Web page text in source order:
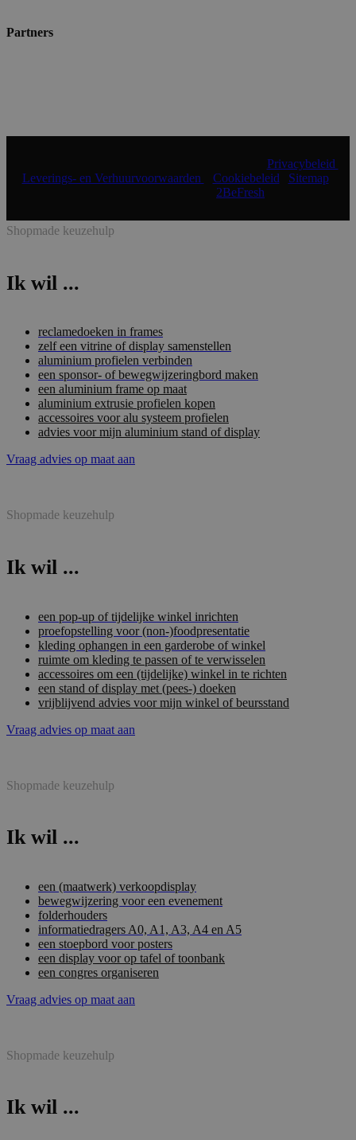
Partners
Privacybeleid
Leverings- en Verhuurvoorwaarden
Cookiebeleid Sitemap|
2BeFresh
Shopmade keuzehulp
Ik wil ...
reclamedoeken in frames
zelf een vitrine of display samenstellen
aluminium profielen verbinden
een sponsor- of bewegwijzeringbord maken
een aluminium frame op maat
aluminium extrusie profielen kopen
accessoires voor alu systeem profielen
advies voor mijn aluminium stand of display
Vraag advies op maat aan
Shopmade keuzehulp
Ik wil ...
een pop-up of tijdelijke winkel inrichten
proefopstelling voor (non-)foodpresentatie
kleding ophangen in een garderobe of winkel
ruimte om kleding te passen of te verwisselen
accessoires om een (tijdelijke) winkel in te richten
een stand of display met (pees-) doeken
vrijblijvend advies voor mijn winkel of beursstand
Vraag advies op maat aan
Shopmade keuzehulp
Ik wil ...
een (maatwerk) verkoopdisplay
bewegwijzering voor een evenement
folderhouders
informatiedragers A0, A1, A3, A4 en A5
een stoepbord voor posters
een display voor op tafel of toonbank
een congres organiseren
Vraag advies op maat aan
Shopmade keuzehulp
Ik wil ...